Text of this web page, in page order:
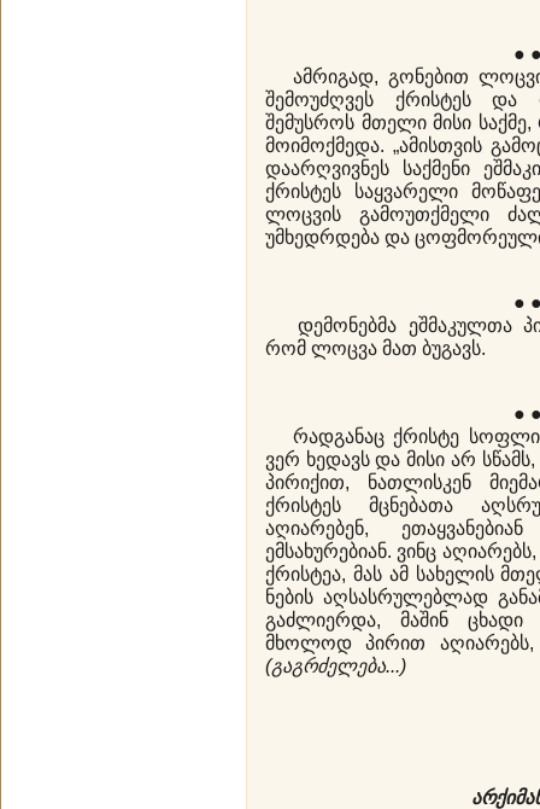
●
ამრიგად, გონებით
შემოუძღვეს ქრისტეს და
შემუსროს მთელი მისი
მოიმოქმედა. „ამისთვის
დაარღვივნეს საქმენი
ქრისტეს საყვარელი
ლოცვის გამოუთქმელი
უმხედრდება და
●
დემონებმა ეშმაკულთა
რომ ლოცვა მათ ბუგავს.
●
რადგანაც ქრისტე
ვერ ხედავს და მისი არ
პირიქით, ნათლისკენ
ქრისტეს მცნებათა
აღიარებენ,
ემსახურებიან. ვინც
ქრისტეა, მას ამ სახელის
ნების აღსასრულებლად
გაძლიერდა, მაშინ
მხოლოდ პირით აღიარებს,
(გაგრძელება...)